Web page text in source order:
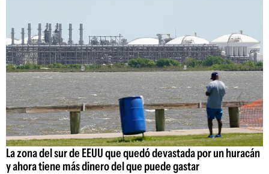
La zona del sur de EEUU que quedó devastada por un huracán
y ahora tiene más dinero del que puede gastar